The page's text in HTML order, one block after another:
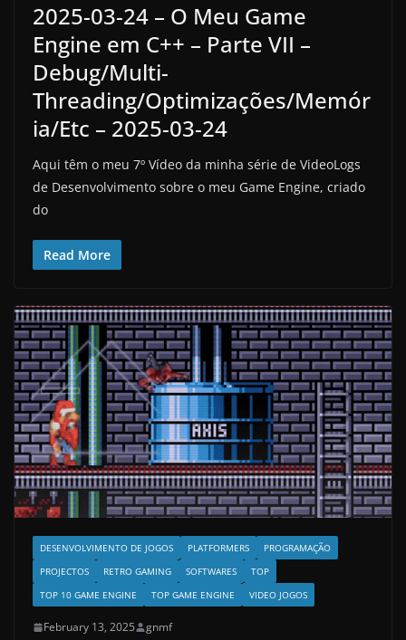
2025-03-24 – O Meu Game
Engine em C++ – Parte VII –
Debug/Multi-
Threading/Optimizações/Memór
ia/Etc – 2025-03-24
Aqui têm o meu 7º Vídeo da minha série de VideoLogs
de Desenvolvimento sobre o meu Game Engine, criado
do
Read More
DESENVOLVIMENTO DE JOGOS PLATFORMERS
PROGRAMAÇÃO
PROJECTOS
RETRO GAMING SOFTWARES
TOP
TOP 10 GAME ENGINE
TOP GAME ENGINE VIDEO JOGOS
February 13, 2025 gnmf